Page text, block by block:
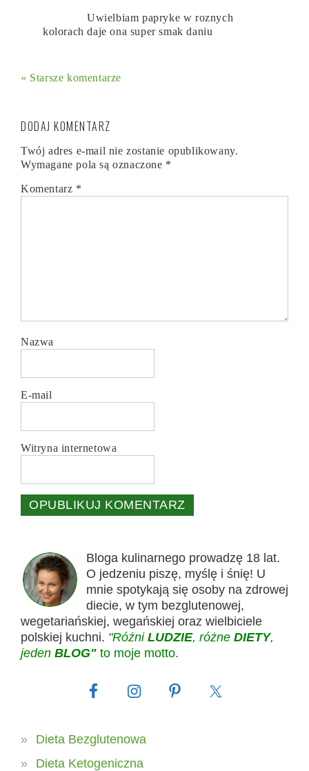
Uwielbiam papryke w roznych
kolorach daje ona super smak daniu
« Starsze komentarze
DODAJ KOMENTARZ
Twój adres e-mail nie zostanie opublikowany.
Wymagane pola są oznaczone *
Komentarz *
Nazwa
E-mail
Witryna internetowa
Bloga kulinarnego prowadzę 18 lat.
O jedzeniu piszę, myślę i śnię! U
mnie spotykają się osoby na zdrowej
diecie, w tym bezglutenowej,
wegetariańskiej, wegańskiej oraz wielbiciele
polskiej kuchni. "Różni LUDZIE, różne DIETY,
jeden BLOG" to moje motto.
Dieta Bezglutenowa
Dieta Ketogeniczna